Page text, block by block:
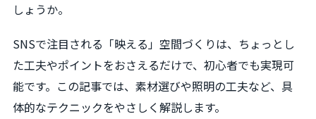
しょうか。
SNSで注目される「映える」空間づくりは、ちょっとし
た工夫やポイントをおさえるだけで、初心者でも実現可
能です。この記事では、素材選びや照明の工夫など、具
体的なテクニックをやさしく解説します。